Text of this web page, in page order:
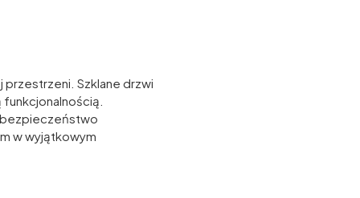
Szklane drzwi
bezpieczeństwo
w wyjątkowym